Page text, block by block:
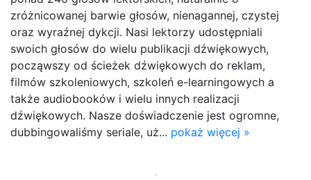
zróżnicowanej barwie głosów, nienagannej, czystej
oraz wyraźnej dykcji. Nasi lektorzy udostępniali
swoich głosów do wielu publikacji dźwiękowych,
począwszy od ścieżek dźwiękowych do reklam,
filmów szkoleniowych, szkoleń e-learningowych a
także audiobooków i wielu innych realizacji
dźwiękowych. Nasze doświadczenie jest ogromne,
dubbingowaliśmy seriale, uż... pokaż więcej »